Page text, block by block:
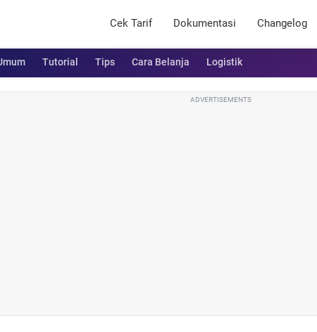
Cek Tarif Dokumentasi Changelog
Tutorial Tips Cara Belanja Logistik
ADVERTISEMENTS